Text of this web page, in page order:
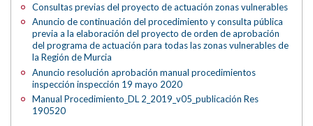
Consultas previas del proyecto de actuación zonas vulnerables
Anuncio de continuación del procedimiento y consulta pública
previa a la elaboración del proyecto de orden de aprobación
del programa de actuación para todas las zonas vulnerables de
la Región de Murcia
Anuncio resolución aprobación manual procedimientos
inspección inspección 19 mayo 2020
Manual Procedimiento_DL 2_2019_v05_publicación Res
190520